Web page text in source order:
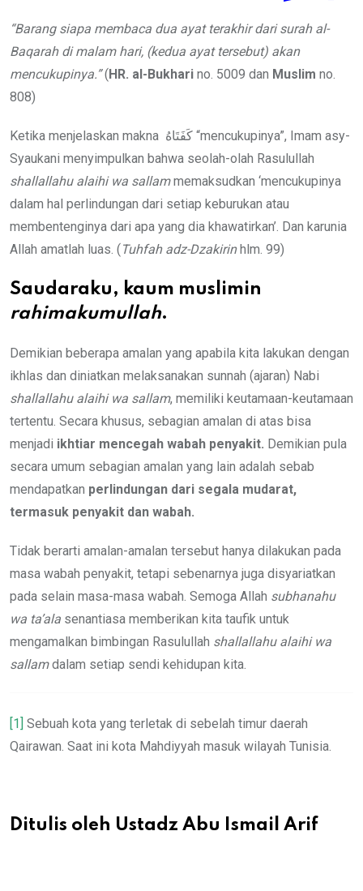
“Barang siapa membaca dua ayat terakhir dari surah al-
Baqarah di malam hari, (kedua ayat tersebut) akan
mencukupinya.”(HR. al-Bukhari no. 5009 dan Muslim no.
808)
Ketika menjelaskan makna كَفَتَاهُ “mencukupinya”, Imam asy-
Syaukani menyimpulkan bahwa seolah-olah Rasulullah
shallallahu alaihi wa sallammemaksudkan ‘mencukupinya
dalam hal perlindungan dari setiap keburukan atau
membentenginya dari apa yang dia khawatirkan’. Dan karunia
Allah amatlah luas. (Tuhfah adz-Dzakirinhlm. 99)
Saudaraku, kaum muslimin
rahimakumullah.
Demikian beberapa amalan yang apabila kita lakukan dengan
ikhlas dan diniatkan melaksanakan sunnah (ajaran) Nabi
shallallahu alaihi wa sallam, memiliki keutamaan-keutamaan
tertentu. Secara khusus, sebagian amalan di atas bisa
menjadi ikhtiar mencegah wabah penyakit. Demikian pula
secara umum sebagian amalan yang lain adalah sebab
mendapatkan perlindungan dari segala mudarat,
termasuk penyakit dan wabah.
Tidak berarti amalan-amalan tersebut hanya dilakukan pada
masa wabah penyakit, tetapi sebenarnya juga disyariatkan
pada selain masa-masa wabah. Semoga Allah subhanahu
wa ta’ala senantiasa memberikan kita taufik untuk
mengamalkan bimbingan Rasulullah shallallahu alaihi wa
sallamdalam setiap sendi kehidupan kita.
[1] Sebuah kota yang terletak di sebelah timur daerah
Qairawan. Saat ini kota Mahdiyyah masuk wilayah Tunisia.
Ditulis oleh Ustadz Abu Ismail Arif